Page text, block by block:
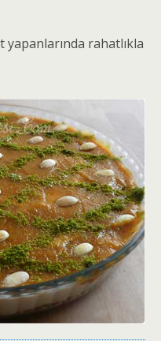
yapanlarında rahatlıkla